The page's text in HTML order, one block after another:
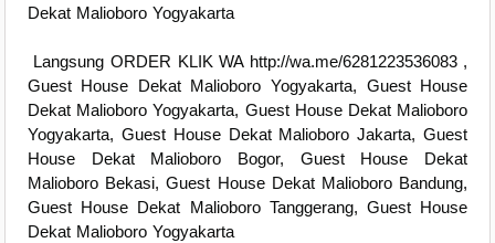
Dekat Malioboro Yogyakarta
Langsung ORDER KLIK WA http://wa.me/6281223536083 ,
Guest House Dekat Malioboro Yogyakarta, Guest House
Dekat Malioboro Yogyakarta, Guest House Dekat Malioboro
Yogyakarta, Guest House Dekat Malioboro Jakarta, Guest
House Dekat Malioboro Bogor, Guest House Dekat
Malioboro Bekasi, Guest House Dekat Malioboro Bandung,
Guest House Dekat Malioboro Tanggerang, Guest House
Dekat Malioboro Yogyakarta